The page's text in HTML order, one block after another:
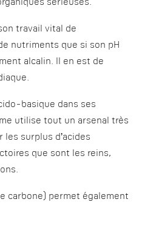
sérieuses.
travail vital de
nutriments que si son pH
alcalin. Il en est de
basique dans ses
utilise tout un arsenal très
surplus d’acides
que sont les reins,
carbone) permet également